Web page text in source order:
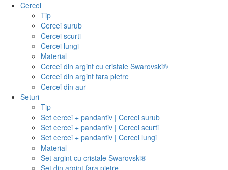
Cercei
Tip
Cercei surub
Cercei scurti
Cercei lungi
Material
Cercei din argint cu cristale Swarovski®
Cercei din argint fara pietre
Cercei din aur
Seturi
Tip
Set cercei + pandantiv | Cercei surub
Set cercei + pandantiv | Cercei scurti
Set cercei + pandantiv | Cercei lungi
Material
Set argint cu cristale Swarovski®
Set din argint fara pietre